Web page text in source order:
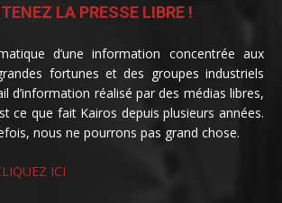
LA PRESSE LIBRE !
d’une information concentrée aux
fortunes et des groupes industriels
d’information réalisé par des médias libres,
ce que fait Kairos depuis plusieurs années.
nous ne pourrons pas grand chose.
ICI